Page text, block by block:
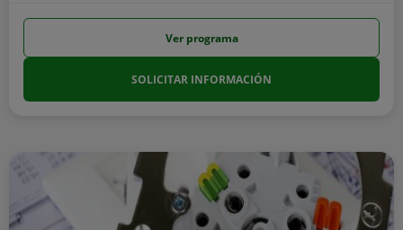
Ver programa
SOLICITAR INFORMACIÓN